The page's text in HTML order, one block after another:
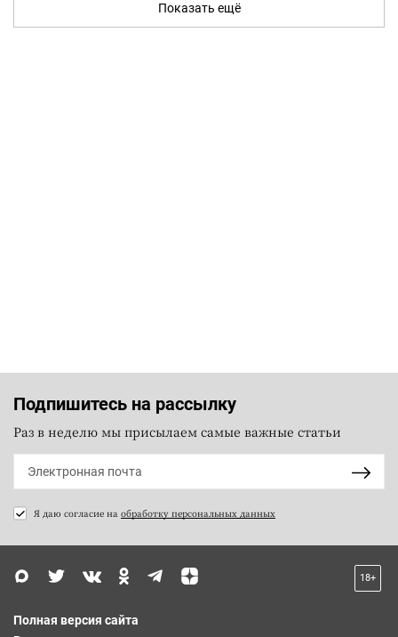
Показать ещё
Подпишитесь на рассылку
Раз в неделю мы присылаем самые важные статьи
Я даю согласие на обработку персональных данных
18+
Полная версия сайта